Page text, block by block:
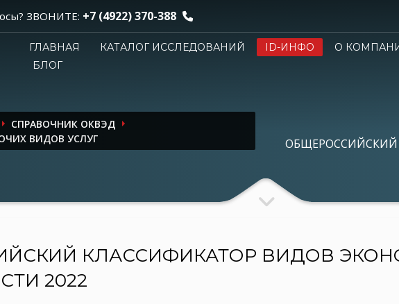
ЗВОНИТЕ: +7 (4922) 370-388
ГЛАВНАЯ КАТАЛОГ ИССЛЕДОВАНИЙ ID-ИНФО О
БЛОГ
СПРАВОЧНИК ОКВЭД
ВИДОВ УСЛУГ
КЛАССИФИКАТОР ВИДОВ
2022